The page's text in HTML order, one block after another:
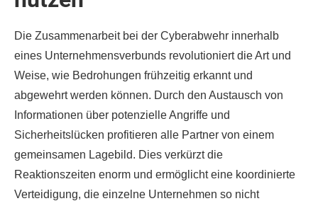
Die Zusammenarbeit bei der Cyberabwehr innerhalb
eines Unternehmensverbunds revolutioniert die Art und
Weise, wie Bedrohungen frühzeitig erkannt und
abgewehrt werden können. Durch den Austausch von
Informationen über potenzielle Angriffe und
Sicherheitslücken profitieren alle Partner von einem
gemeinsamen Lagebild. Dies verkürzt die
Reaktionszeiten enorm und ermöglicht eine koordinierte
Verteidigung, die einzelne Unternehmen so nicht